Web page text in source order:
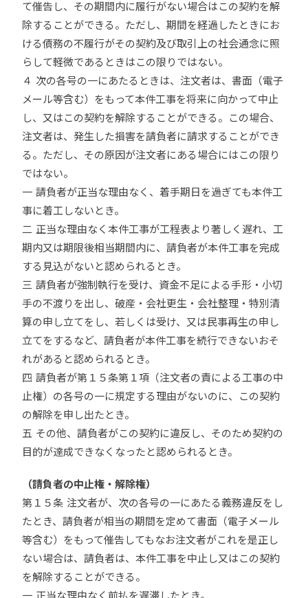
て催告し、その期間内に履行がない場合はこの契約を解
除することができる。ただし、期間を経過したときにお
ける債務の不履行がその契約及び取引上の社会通念に照
らして軽微であるときはこの限りではない。
４ 次の各号の一にあたるときは、注文者は、書面（電子
メール等含む）をもって本件工事を将来に向かって中止
し、又はこの契約を解除することができる。この場合、
注文者は、発生した損害を請負者に請求することができ
る。ただし、その原因が注文者にある場合にはこの限り
ではない。
一 請負者が正当な理由なく、着手期日を過ぎても本件工
事に着工しないとき。
二 正当な理由なく本件工事が工程表より著しく遅れ、工
期内又は期限後相当期間内に、請負者が本件工事を完成
する見込がないと認められるとき。
三 請負者が強制執行を受け、資金不足による手形・小切
手の不渡りを出し、破産・会社更生・会社整理・特別清
算の申し立てをし、若しくは受け、又は民事再生の申し
立てをするなど、請負者が本件工事を続行できないおそ
れがあると認められるとき。
四 請負者が第１５条第１項（注文者の責による工事の中
止権）の各号の一に規定する理由がないのに、この契約
の解除を申し出たとき。
五 その他、請負者がこの契約に違反し、そのため契約の
目的が達成できなくなったと認められるとき。
（請負者の中止権・解除権）
第１５条 注文者が、次の各号の一にあたる義務違反をし
たとき、請負者が相当の期間を定めて書面（電子メール
等含む）をもって催告してもなお注文者がこれを是正し
ない場合は、請負者は、本件工事を中止し又はこの契約
を解除することができる。